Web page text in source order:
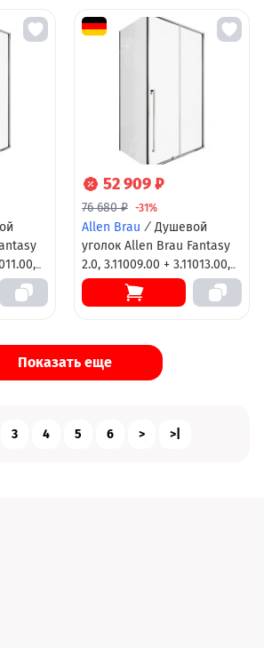
хром
52 909 ₽
76 680 ₽ -31%
Allen Brau / Душевой
уголок Allen Brau Fantasy
2.0, 3.11009.00 + 3.11013.00,
150 х 90 см, стекло
прозрачное, профиль хром
Показать еще
3 4 5 6 > >|